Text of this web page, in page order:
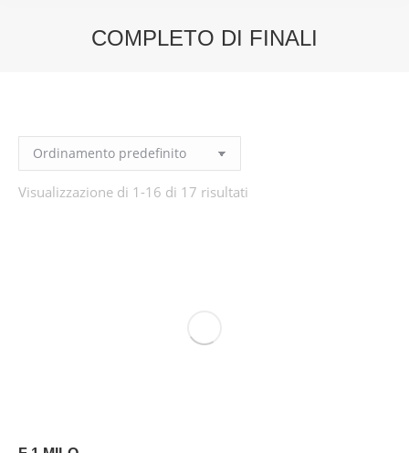
COMPLETO DI FINALI
Visualizzazione di 1-16 di 17 risultati